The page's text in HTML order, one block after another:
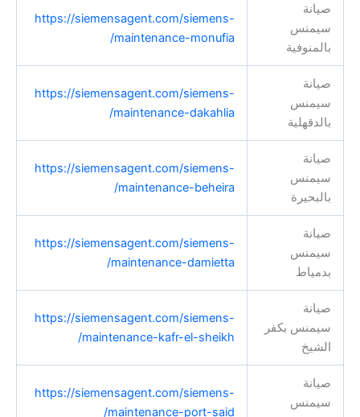
صيانة
سيمنس
بالمنوفية
https://siemensagent.com/siemens-
maintenance-monufia/
صيانة
سيمنس
بالدقهلية
https://siemensagent.com/siemens-
maintenance-dakahlia/
صيانة
سيمنس
بالبحيرة
https://siemensagent.com/siemens-
maintenance-beheira/
صيانة
سيمنس
بدمياط
https://siemensagent.com/siemens-
maintenance-damietta/
صيانة
سيمنس بكفر
الشيخ
https://siemensagent.com/siemens-
maintenance-kafr-el-sheikh/
صيانة
سيمنس
https://siemensagent.com/siemens-
maintenance-port-said/